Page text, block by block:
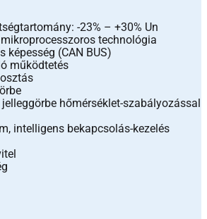
-23% – +30% Un
technológia
képesség (CAN BUS)
működtetés
hőmérséklet-szabályozással
intelligens bekapcsolás-kezelés